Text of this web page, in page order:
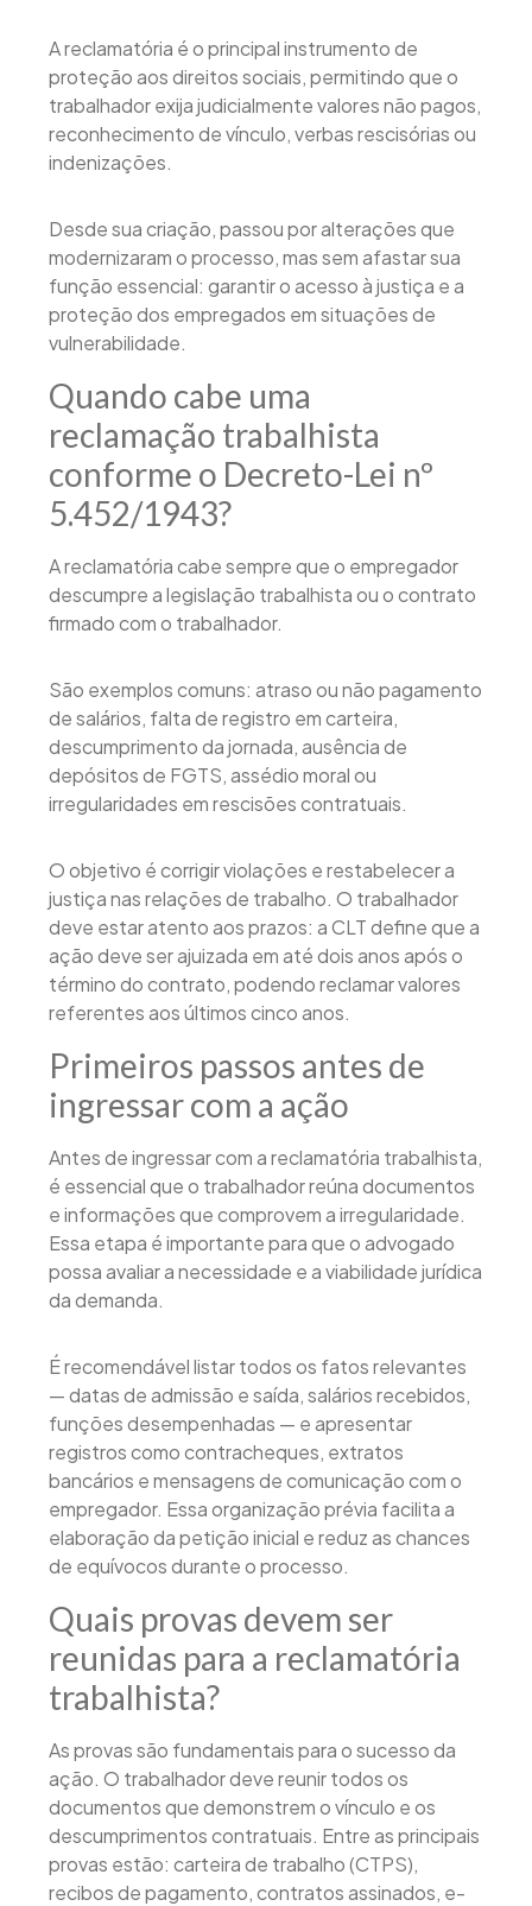
A reclamatória é o principal instrumento de
proteção aos direitos sociais, permitindo que o
trabalhador exija judicialmente valores não pagos,
reconhecimento de vínculo, verbas rescisórias ou
indenizações.
Desde sua criação, passou por alterações que
modernizaram o processo, mas sem afastar sua
função essencial: garantir o acesso à justiça e a
proteção dos empregados em situações de
vulnerabilidade.
Quando cabe uma
reclamação trabalhista
conforme o Decreto-Lei nº
5.452/1943?
A reclamatória cabe sempre que o empregador
descumpre a legislação trabalhista ou o contrato
firmado com o trabalhador.
São exemplos comuns: atraso ou não pagamento
de salários, falta de registro em carteira,
descumprimento da jornada, ausência de
depósitos de FGTS, assédio moral ou
irregularidades em rescisões contratuais.
O objetivo é corrigir violações e restabelecer a
justiça nas relações de trabalho. O trabalhador
deve estar atento aos prazos: a CLT define que a
ação deve ser ajuizada em até dois anos após o
término do contrato, podendo reclamar valores
referentes aos últimos cinco anos.
Primeiros passos antes de
ingressar com a ação
Antes de ingressar com a reclamatória trabalhista,
é essencial que o trabalhador reúna documentos
e informações que comprovem a irregularidade.
Essa etapa é importante para que o advogado
possa avaliar a necessidade e a viabilidade jurídica
da demanda.
É recomendável listar todos os fatos relevantes
— datas de admissão e saída, salários recebidos,
funções desempenhadas — e apresentar
registros como contracheques, extratos
bancários e mensagens de comunicação com o
empregador. Essa organização prévia facilita a
elaboração da petição inicial e reduz as chances
de equívocos durante o processo.
Quais provas devem ser
reunidas para a reclamatória
trabalhista?
As provas são fundamentais para o sucesso da
ação. O trabalhador deve reunir todos os
documentos que demonstrem o vínculo e os
descumprimentos contratuais. Entre as principais
provas estão: carteira de trabalho (CTPS),
recibos de pagamento, contratos assinados, e-